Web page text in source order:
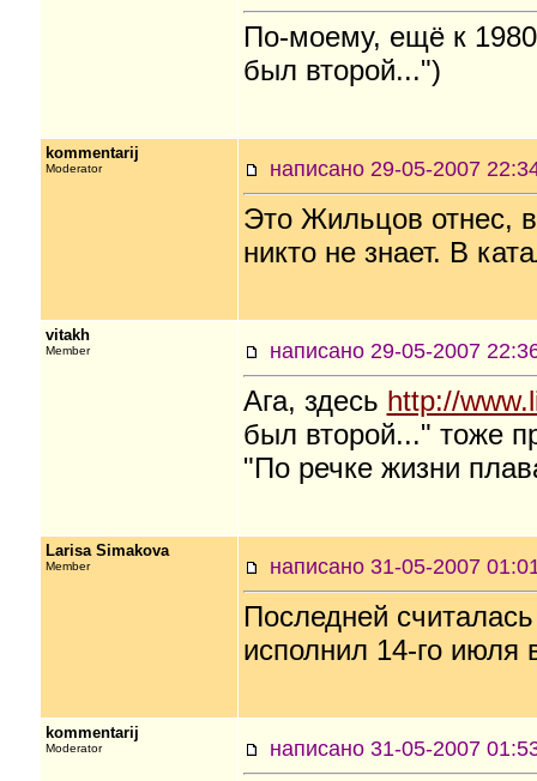
По-моему, ещё к
был второй...")
kommentarij
Moderator написано 29-05-2007
Это Жильцов отнес,
никто не знает. В
vitakh
Member написано 29-05-2007
Ага, здесь http://
был второй..." тоже
"По речке жизни
Larisa Simakova
Member написано 31-05-2007
Последней
исполнил 14-го
kommentarij
Moderator написано 31-05-2007